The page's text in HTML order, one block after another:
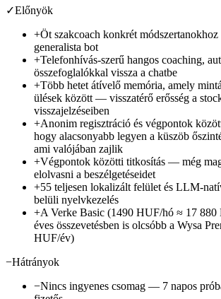
✓Előnyök
+Öt szakcoach konkrét
generalista bot
+Telefonhívás-szerű hangos coaching,
összefoglalókkal vissza a chatbe
+Több hetet átívelő memória, amely
ülések között — visszatérő erősség a
visszajelzéseiben
+Anonim regisztráció és végpontok
hogy alacsonyabb legyen a küszöb
ami valójában zajlik
+Végpontok közötti titkosítás — még
elolvasni a beszélgetéseidet
+55 teljesen lokalizált felület és LLM-
belüli nyelvkezelés
+A Verke Basic (1490 HUF/hó ≈ 17 880
éves összevetésben is olcsóbb a Wysa
HUF/év)
−Hátrányok
−Nincs ingyenes csomag — 7 napos